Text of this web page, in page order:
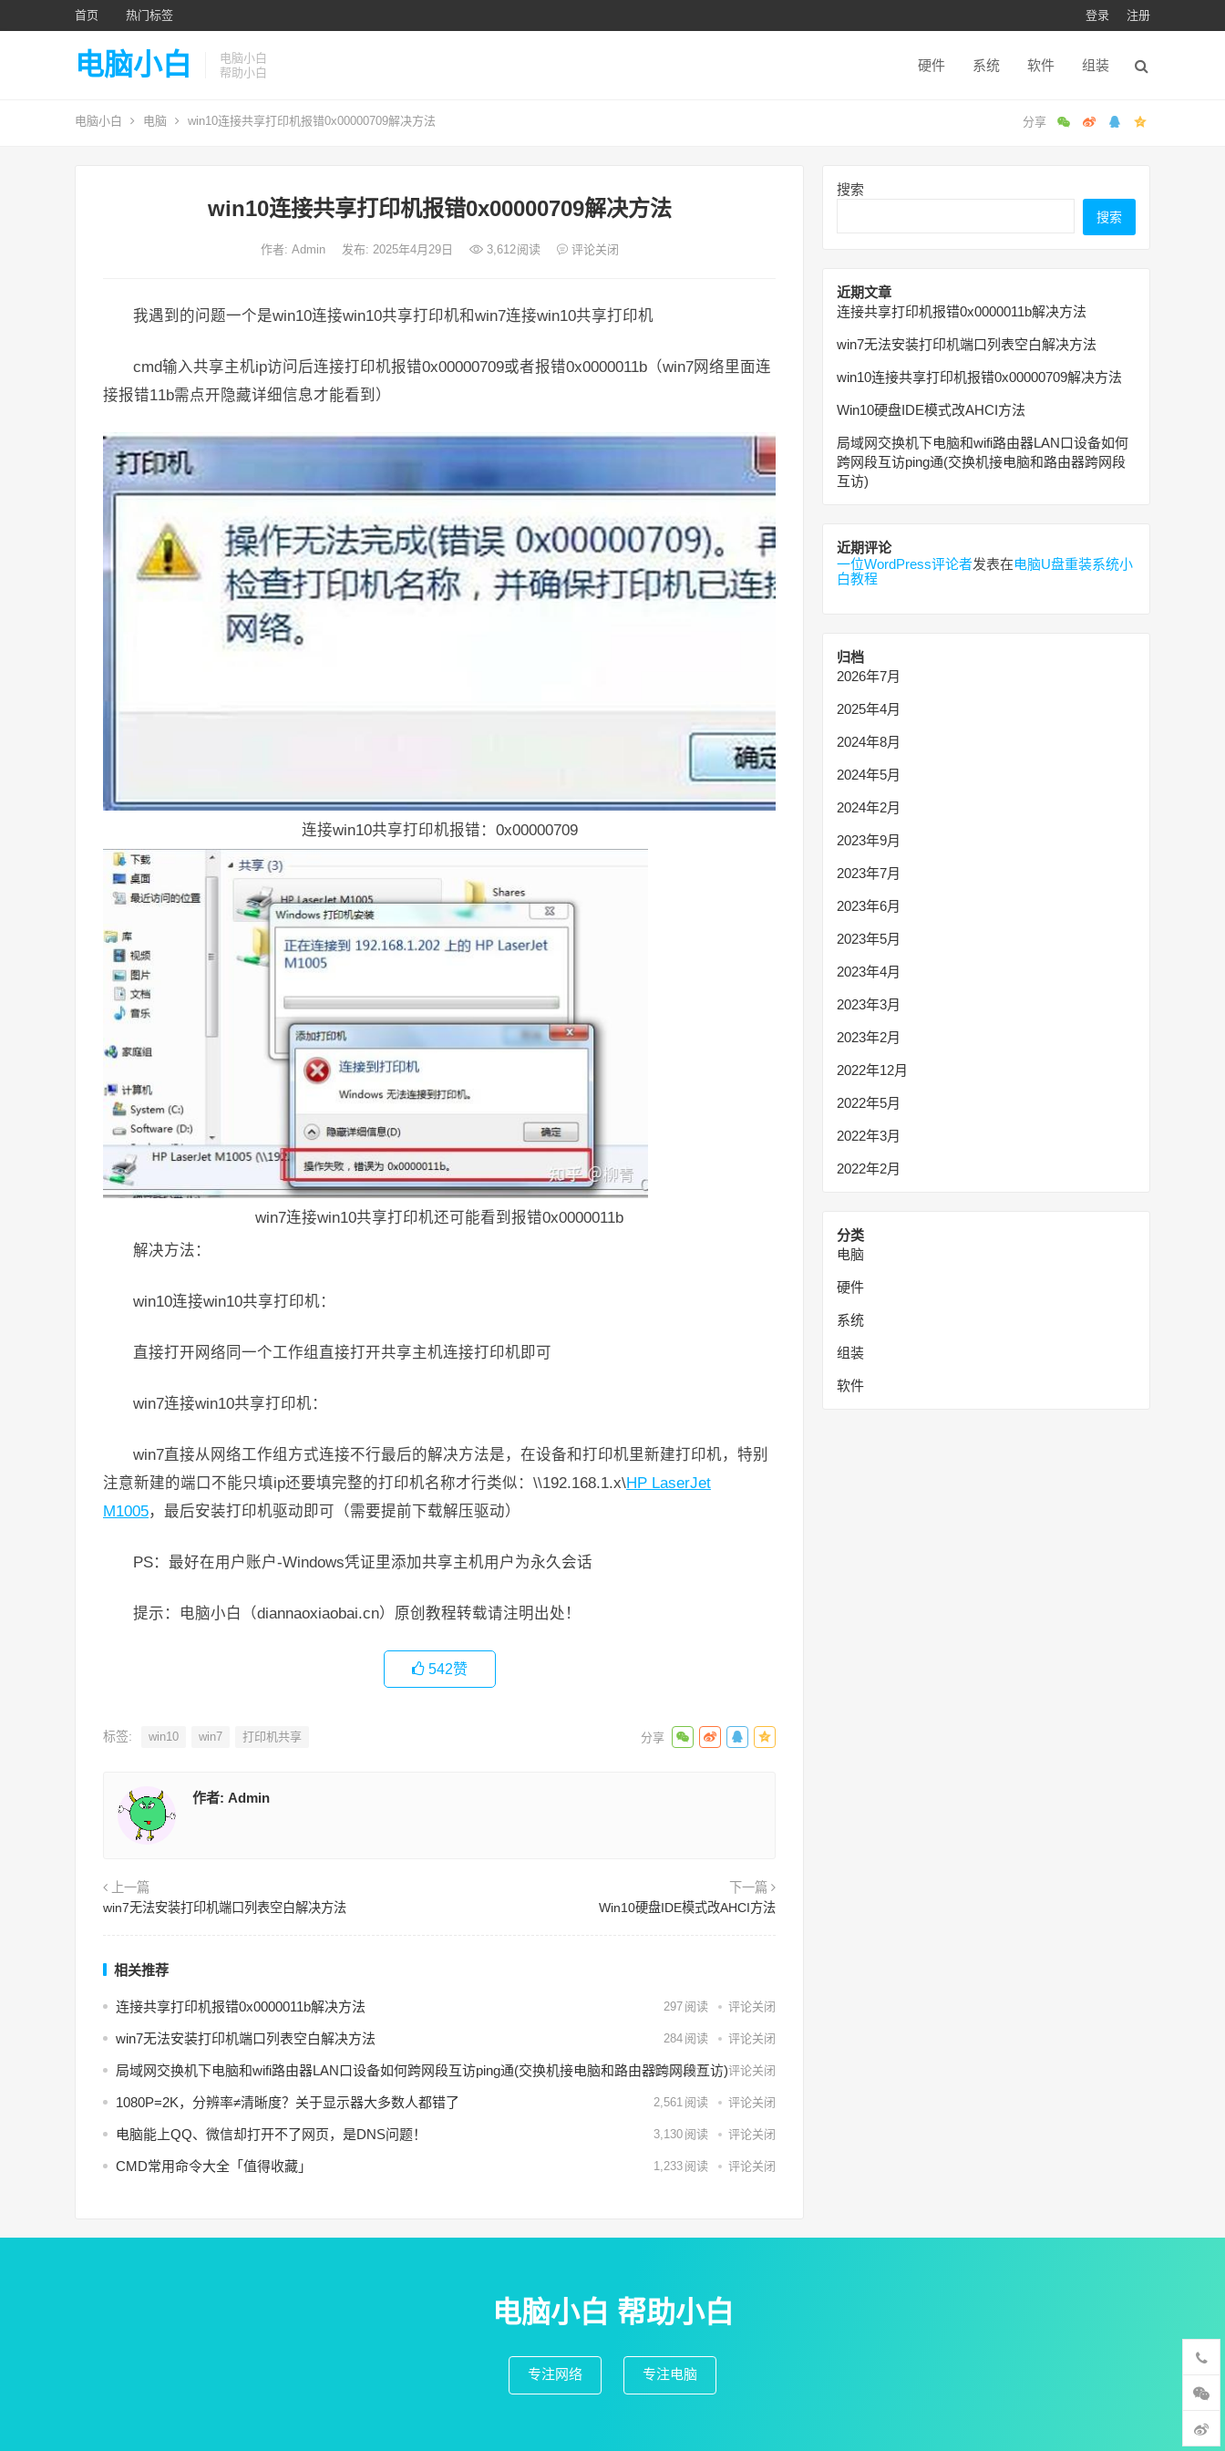
首页 热门标签 登录 注册
电脑小白
电脑小白
帮助小白
硬件 系统 软件 组装
电脑小白 电脑 win10连接共享打印机报错0x00000709解决方法
win10连接共享打印机报错0x00000709解决方法
作者: Admin 发布: 2025年4月29日 3,612阅读 评论关闭
我遇到的问题一个是win10连接win10共享打印机和win7连接win10共享打印机
cmd输入共享主机ip访问后连接打印机报错0x00000709或者报错0x0000011b（win7网络里面连
接报错11b需点开隐藏详细信息才能看到）
连接win10共享打印机报错：0x00000709
win7连接win10共享打印机还可能看到报错0x0000011b
解决方法：
win10连接win10共享打印机：
直接打开网络同一个工作组直接打开共享主机连接打印机即可
win7连接win10共享打印机：
win7直接从网络工作组方式连接不行最后的解决方法是，在设备和打印机里新建打印机，特别
注意新建的端口不能只填ip还要填完整的打印机名称才行类似：\\192.168.1.x\HP LaserJet
M1005，最后安装打印机驱动即可（需要提前下载解压驱动）
PS：最好在用户账户-Windows凭证里添加共享主机用户为永久会话
提示：电脑小白（diannaoxiaobai.cn）原创教程转载请注明出处！
542赞
标签: win10 win7 打印机共享
作者: Admin
上一篇
win7无法安装打印机端口列表空白解决方法
下一篇
Win10硬盘IDE模式改AHCI方法
相关推荐
连接共享打印机报错0x0000011b解决方法 297 阅读 评论关闭
win7无法安装打印机端口列表空白解决方法 284 阅读 评论关闭
局域网交换机下电脑和wifi路由器LAN口设备如何跨网段互访ping通(交换机接电脑和路由器跨网段互访)
5,153阅读 评论关闭
1080P=2K，分辨率≠清晰度？关于显示器大多数人都错了 2,561 阅读 评论关闭
电脑能上QQ、微信却打开不了网页，是DNS问题！ 3,130 阅读 评论关闭
CMD常用命令大全「值得收藏」 1,233 阅读 评论关闭
搜索
搜索
近期文章
连接共享打印机报错0x0000011b解决方法
win7无法安装打印机端口列表空白解决方法
win10连接共享打印机报错0x00000709解决方法
Win10硬盘IDE模式改AHCI方法
局域网交换机下电脑和wifi路由器LAN口设备如何
跨网段互访ping通(交换机接电脑和路由器跨网段
互访)
近期评论
一位WordPress评论者发表在电脑U盘重装系统小
白教程
归档
2026年7月
2025年4月
2024年8月
2024年5月
2024年2月
2023年9月
2023年7月
2023年6月
2023年5月
2023年4月
2023年3月
2023年2月
2022年12月
2022年5月
2022年3月
2022年2月
分类
电脑
硬件
系统
组装
软件
电脑小白 帮助小白
专注网络 专注电脑